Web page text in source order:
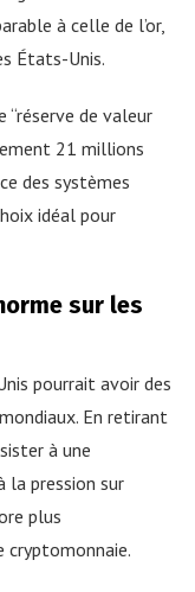
à celle de l’or,
États-Unis.
de valeur
21 millions
des systèmes
idéal pour
sur les
pourrait avoir des
En retirant
à une
la pression sur
plus
cryptomonnaie.